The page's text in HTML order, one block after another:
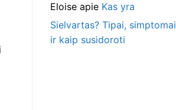
Eloiseapie Kas yra
Sielvartas? Tipai, simptomai
ir kaip susidoroti